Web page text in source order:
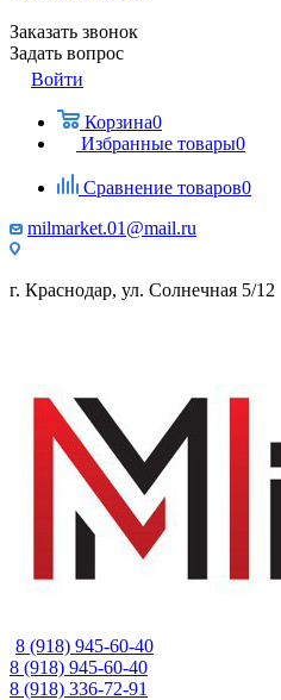
Заказать звонок
Задать вопрос
Войти
Корзина0
Избранные товары0
Сравнение товаров0
milmarket.01@mail.ru
г. Краснодар, ул. Солнечная 5/12
8 (918) 945-60-40
8 (918) 945-60-40
8 (918) 336-72-91